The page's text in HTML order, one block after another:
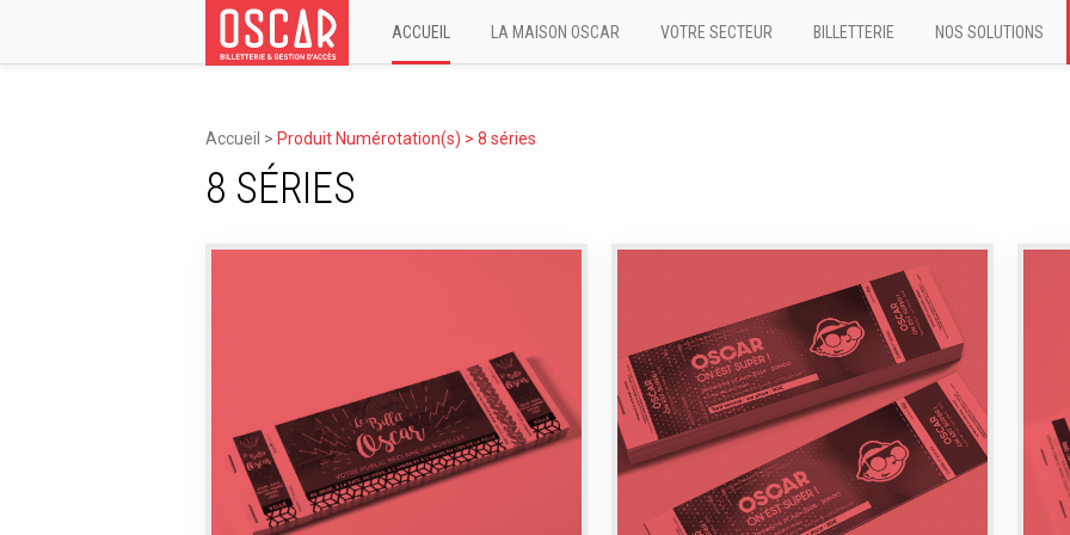
ACCUEIL LA MAISON OSCAR VOTRE SECTEUR BILLETTERIE NOS SOLUTIONS
Accueil > Produit Numérotation(s) > 8 séries
8 SÉRIES